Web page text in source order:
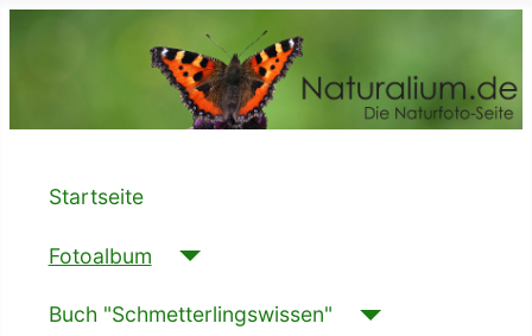
Startseite
Fotoalbum
Buch "Schmetterlingswissen"